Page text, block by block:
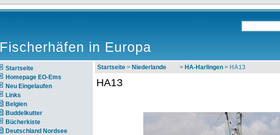
Fischerhäfen in Europa
Startseite
Homepage EO-Ems
Neu Eingelaufen
Links
Belgien
Buddelkutter
Bücherkiste
Deutschland Nordsee
Startseite > Niederlande > HA-Harlingen > HA13
HA13